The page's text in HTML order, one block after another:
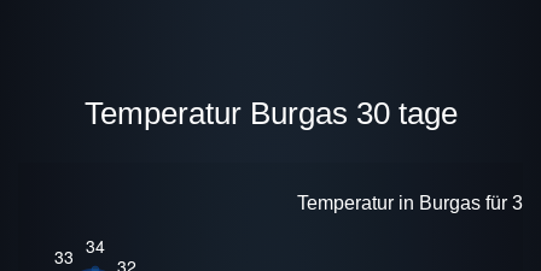
Temperatur Burgas 30 tage
Temperatur in Burgas für